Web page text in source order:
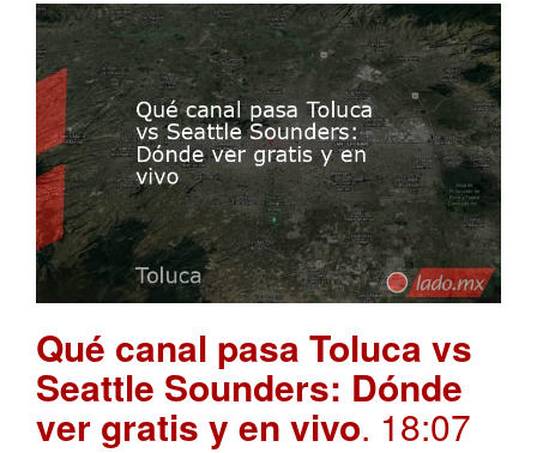
Qué canal pasa Toluca vs
Seattle Sounders: Dónde
ver gratis y en vivo. 18:07